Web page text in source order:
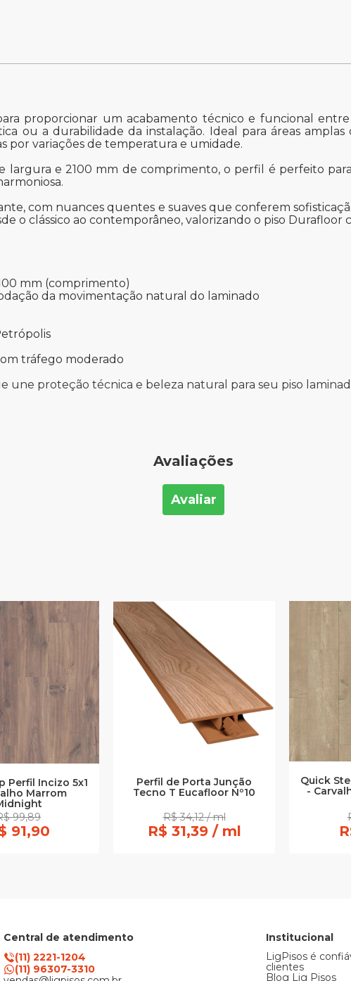
proporcionar um acabamento técnico e funcional
ou a durabilidade da instalação. Ideal para áreas
por variações de temperatura e umidade.
largura e 2100 mm de comprimento, o perfil é perfeito
com nuances quentes e suaves que conferem
o clássico ao contemporâneo, valorizando o piso
mm (comprimento)
da movimentação natural do laminado
tráfego moderado
une proteção técnica e beleza natural para seu piso
Avaliações
Avaliar
Perfil Incizo 5x1
Marrom
99,89
91,90
Perfil de Porta Junção
Tecno T Eucafloor Nº10
R$ 34,12 / ml
R$ 31,39 / ml
Quick
-
Central de atendimento
(11) 2221-1204
(11) 96307-3310
Institucional
LigPisos é
clientes
Blog Lig Pisos